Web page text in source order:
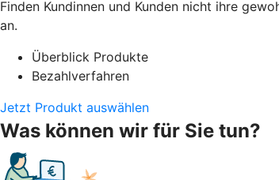
Finden Kundinnen und Kunden nicht ihre
an.
Überblick Produkte
Bezahlverfahren
Jetzt Produkt auswählen
Was können wir für Sie tun?